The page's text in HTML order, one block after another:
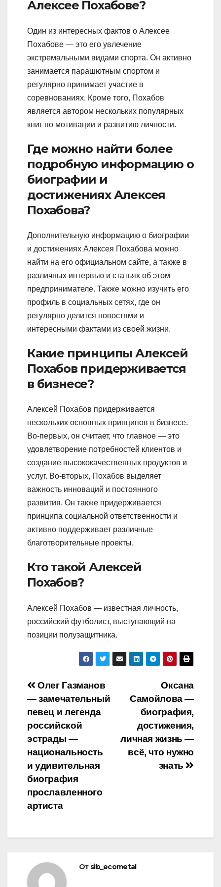
Алексее Похабове?
Один из интересных фактов о Алексее
Похабове — это его увлечение
экстремальными видами спорта. Он активно
занимается парашютным спортом и
регулярно принимает участие в
соревнованиях. Кроме того, Похабов
является автором нескольких популярных
книг по мотивации и развитию личности.
Где можно найти более
подробную информацию о
биографии и
достижениях Алексея
Похабова?
Дополнительную информацию о биографии
и достижениях Алексея Похабова можно
найти на его официальном сайте, а также в
различных интервью и статьях об этом
предпринимателе. Также можно изучить его
профиль в социальных сетях, где он
регулярно делится новостями и
интересными фактами из своей жизни.
Какие принципы Алексей
Похабов придерживается
в бизнесе?
Алексей Похабов придерживается
нескольких основных принципов в бизнесе.
Во-первых, он считает, что главное — это
удовлетворение потребностей клиентов и
создание высококачественных продуктов и
услуг. Во-вторых, Похабов выделяет
важность инноваций и постоянного
развития. Он также придерживается
принципа социальной ответственности и
активно поддерживает различные
благотворительные проекты.
Кто такой Алексей
Похабов?
Алексей Похабов — известная личность,
российский футболист, выступающий на
позиции полузащитника.
Навигация
по
записям
Оксана
Самойлова —
биография,
достижения,
личная жизнь —
всё, что нужно
знать
Олег Газманов
— замечательный
певец и легенда
российской
эстрады —
национальность
и удивительная
биография
прославленного
артиста
От sib_ecometal